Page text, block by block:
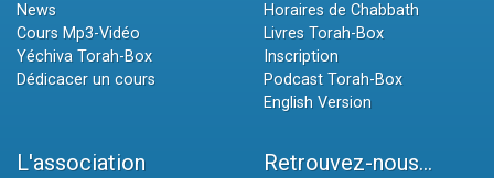
News
Cours Mp3-Vidéo
Yéchiva Torah-Box
Dédicacer un cours
Horaires de Chabbath
Livres Torah-Box
Inscription
Podcast Torah-Box
English Version
L'association Retrouvez-nous...